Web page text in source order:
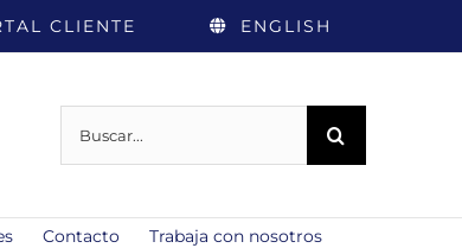
CLIENTE ENGLISH
Contacto
Trabaja con nosotros